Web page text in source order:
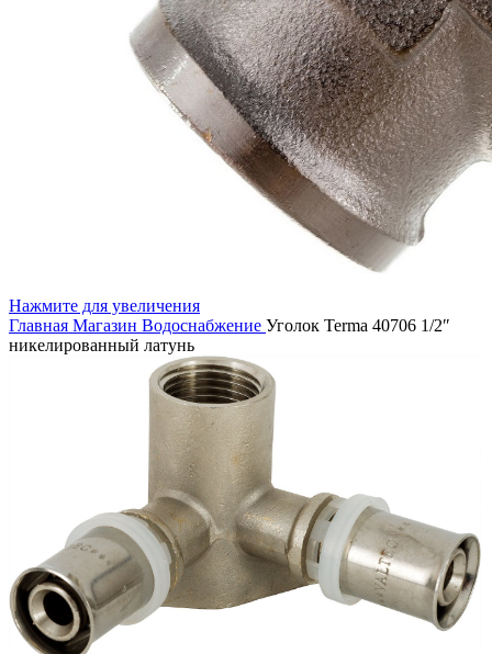
Нажмите для увеличения
Главная Магазин Водоснабжение Уголок Terma 40706 1/2″
никелированный латунь